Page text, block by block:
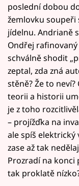
poslední dobou
žemlovku soupeři
jídelnu. Andrianě
Ondřej
schválně shodit
zeptal, zda zná
stěně? Že to
teorii a historii
je z toho
– projížďka na
ale spíš elektrický
zase až tak
Prozradí na konci
tak proklatě